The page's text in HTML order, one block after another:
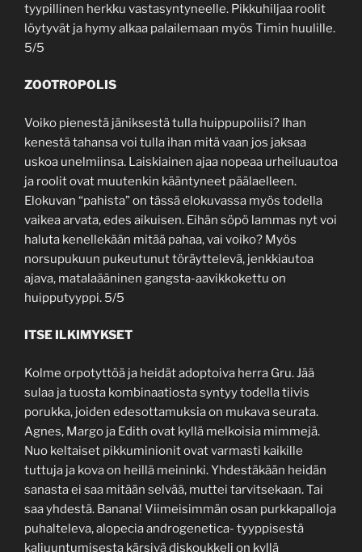
tyypillinen herkku vastasyntyneelle. Pikkuhiljaa roolit
löytyvät ja hymy alkaa palailemaan myös Timin huulille.
5/5
ZOOTROPOLIS
Voiko pienestä jäniksestä tulla huippupoliisi? Ihan
kenestä tahansa voi tulla ihan mitä vaan jos jaksaa
uskoa unelmiinsa. Laiskiainen ajaa nopeaa urheiluautoa
ja roolit ovat muutenkin kääntyneet päälaelleen.
Elokuvan “pahista” on tässä elokuvassa myös todella
vaikea arvata, edes aikuisen. Eihän söpö lammas nyt voi
haluta kenellekään mitää pahaa, vai voiko? Myös
norsupukuun pukeutunut töräyttelevä, jenkkiautoa
ajava, matalaääninen gangsta-aavikkokettu on
huipputyyppi. 5/5
ITSE ILKIMYKSET
Kolme orpotyttöä ja heidät adoptoiva herra Gru. Jää
sulaa ja tuosta kombinaatiosta syntyy todella tiivis
porukka, joiden edesottamuksia on mukava seurata.
Agnes, Margo ja Edith ovat kyllä melkoisia mimmejä.
Nuo keltaiset pikkuminionit ovat varmasti kaikille
tuttuja ja kova on heillä meininki. Yhdestäkään heidän
sanasta ei saa mitään selvää, muttei tarvitsekaan. Tai
saa yhdestä. Banana! Viimeisimmän osan purkkapalloja
puhalteleva, alopecia androgenetica- tyyppisestä
kaljuuntumisesta kärsivä diskoukkeli on kyllä